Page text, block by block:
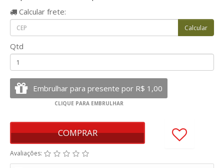
Calcular frete:
Qtd
COMPRAR
Avaliações: